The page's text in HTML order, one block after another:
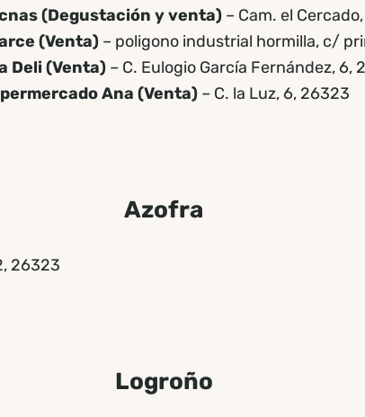
(Degustación y venta) – Cam. el
(Venta) – poligono industrial hormilla, c/
Deli (Venta)– C. Eulogio García Fernández, 6,
Ana (Venta)– C. la Luz, 6, 26323
Azofra
26323
Logroño